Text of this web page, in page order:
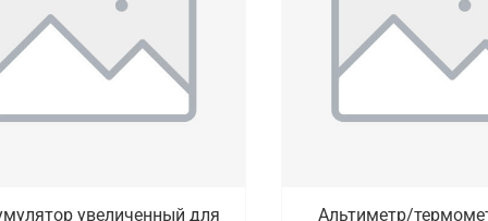
увеличенный для Альтиметр/